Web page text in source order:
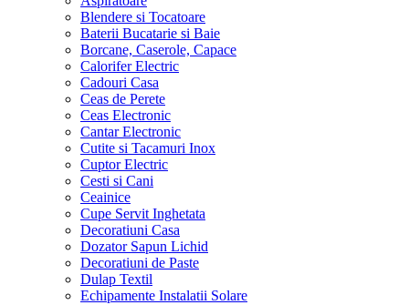
Blendere si Tocatoare
Baterii Bucatarie si Baie
Borcane, Caserole, Capace
Calorifer Electric
Cadouri Casa
Ceas de Perete
Ceas Electronic
Cantar Electronic
Cutite si Tacamuri Inox
Cuptor Electric
Cesti si Cani
Ceainice
Cupe Servit Inghetata
Decoratiuni Casa
Dozator Sapun Lichid
Decoratiuni de Paste
Dulap Textil
Echipamente Instalatii Solare